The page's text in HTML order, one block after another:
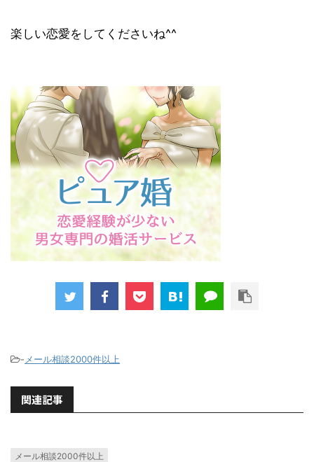
楽しい恋愛をしてくださいね^^
- メール相談2000件以上
関連記事
メール相談2000件以上